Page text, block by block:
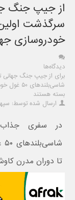
از جیپ جنگ
خودروسازی
دیدگاه‌ها
برای از جیپ جنگ جهانی
شاسی‌بلندهای ۵۰ غول خودروسازی جهان
بسته هستند
ارسال شده توسط:
در سفری جذاب
تا دوران مدرن